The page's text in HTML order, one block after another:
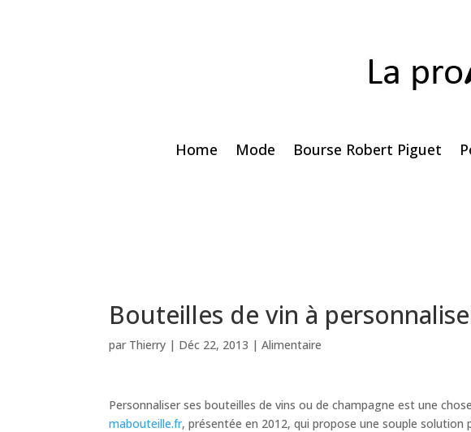
Home Mode Bourse Robert Piguet
Bouteilles de vin à
par Thierry | Déc 22, 2013 |Alimentaire
Personnaliser ses bouteilles de vins ou de champagne est une
mabouteille.fr, présentée en 2012, qui propose une souple